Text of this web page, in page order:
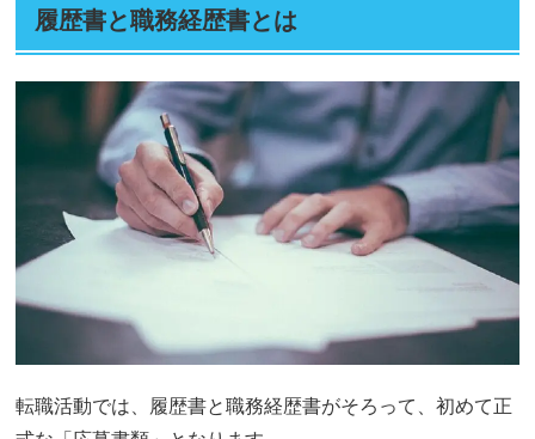
履歴書と職務経歴書とは
転職活動では、履歴書と職務経歴書がそろって、初めて正